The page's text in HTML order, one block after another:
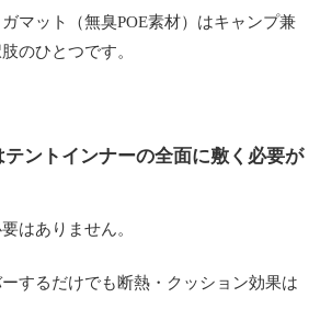
マット（無臭POE素材）はキャンプ兼
のひとつです。
ントインナーの全面に敷く必要が
はありません。
するだけでも断熱・クッション効果は